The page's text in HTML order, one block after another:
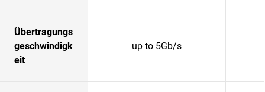
Übertragungs
geschwindigk
eit
up to 5Gb/s